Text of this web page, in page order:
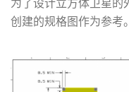
为了设计立方体卫星的
创建的规格图作为参考。